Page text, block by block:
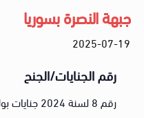
جبهة النصرة بسوريا
2025-07-19
رقم الجنايات/الجنح
رقم 8 لسنة 2024 جنايات بولاق أبو العلا